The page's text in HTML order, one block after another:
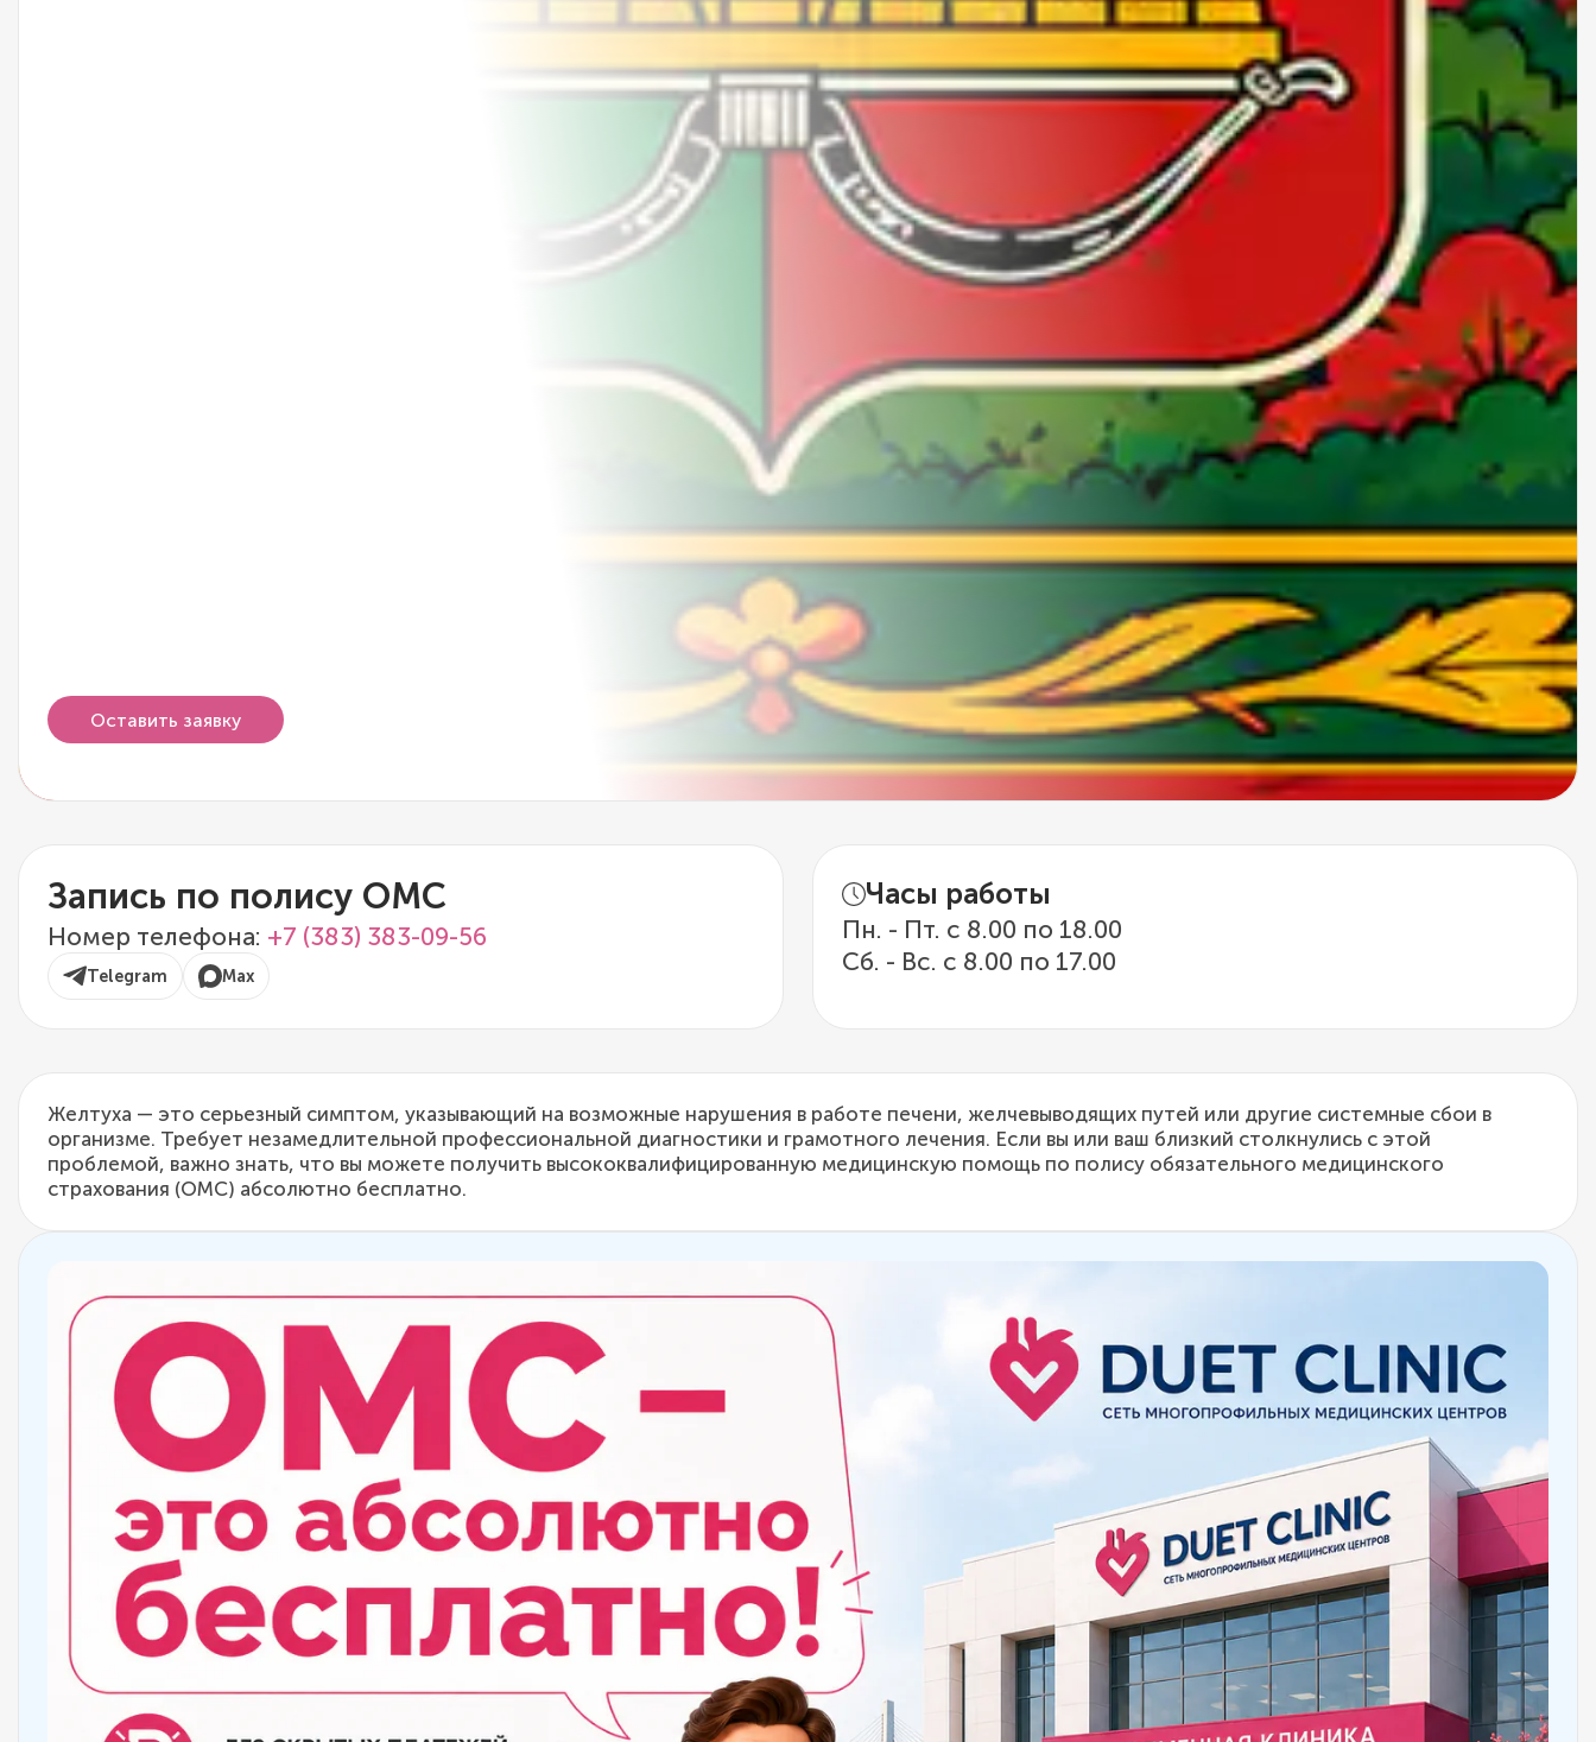
Оставить заявку
Запись по полису ОМС
Номер телефона: +7 (383) 383-09-56
Telegram Max
Часы работы
Пн. - Пт. с 8.00 по 18.00
Сб. - Вс. с 8.00 по 17.00
Желтуха — это серьезный симптом, указывающий на возможные нарушения в работе печени, желчевыводящих путей или другие системные сбои в
организме. Требует незамедлительной профессиональной диагностики и грамотного лечения. Если вы или ваш близкий столкнулись с этой
проблемой, важно знать, что вы можете получить высококвалифицированную медицинскую помощь по полису обязательного медицинского
страхования (ОМС) абсолютно бесплатно.